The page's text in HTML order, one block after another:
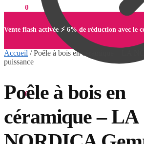
0,00€ 0
0
Vente flash activée ⚡ 6% de réduction avec le
Accueil /Poêle à bois en céramique – LA
puissance
Poêle à bois en
céramique – LA